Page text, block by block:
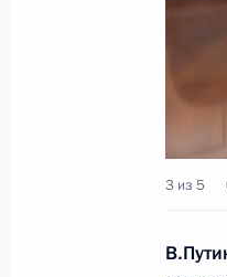
23
3 из 5